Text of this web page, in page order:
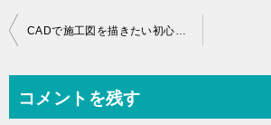
投
ビ
CADで施工図を描きたい初心者向けの～鉄骨図の読み方～
コメントを残す